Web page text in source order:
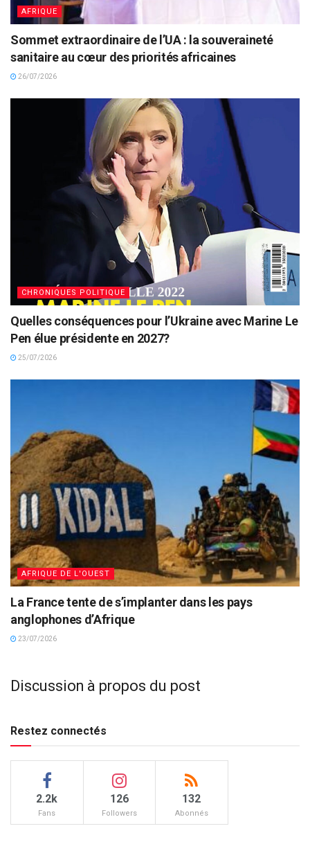
AFRIQUE
Sommet extraordinaire de l’UA : la souveraineté
sanitaire au cœur des priorités africaines
26/07/2026
CHRONIQUES POLITIQUE
Quelles conséquences pour l’Ukraine avec Marine Le
Pen élue présidente en 2027?
25/07/2026
AFRIQUE DE L'OUEST
La France tente de s’implanter dans les pays
anglophones d’Afrique
23/07/2026
Discussion à propos du post
Restez connectés
2.2k
Fans
126
Followers
132
Abonnés